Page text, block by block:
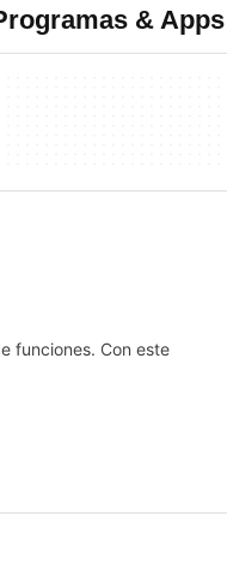
& Apps
funciones. Con este